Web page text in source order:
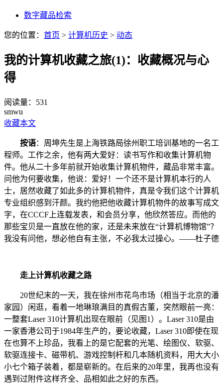
数字藏品检索
您的位置： 首页 > 计算机历史 > 动态
我的计算机收藏之旅(1)：收藏概况与心
得
阅读量： 531
smwu
收藏本文
按语：周坤先生是上海铁路局徐州职工培训基地的一名工
程师。工作之余，他有两大爱好：读书写作和收集计算机物
件。他从二十多年前就开始收集计算机物件，藏品非常丰富。
问他为何要收集，他说：爱好！一个还不是计算机本行的人
士，居然收藏了如此多的计算机物件，真是令我们这个计算机
专业组织感到汗颜。我约他把他收藏计算机物件的故事写成文
字，在CCCF上连载发表，和会员分享，他欣然答应。而他的
那些宝贝是一直放在他的家，还是未来放在“计算机博物馆”？
我没有问他，想必他自有主张，不必我太过操心。——杜子德
走上计算机收藏之路
20世纪末的一天，我在徐州市花鸟市场（相当于北京的潘
家园）闲逛，看着一地琳琅满目的真假古董，突然眼前一亮：
一整套Laser 310计算机出现在眼前（见图1）。Laser 310是由
一家香港公司于1984年生产的，要论收藏，Laser 310即使在现
在也算不上珍品，我看上的是它配套的光笔、绘图仪、软驱、
软驱连接卡、磁带机、游戏控制杆和几本随机资料，用大大小
小七个箱子装着，都是崭新的。在后来的20年里，我再也没有
遇到过附件这样齐全、品相如此之好的东西。